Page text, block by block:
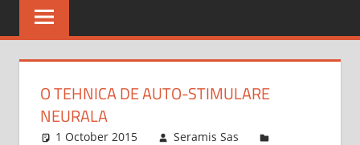
O TEHNICA DE AUTO-STIMULARE
NEURALA
1 October 2015
Seramis Sas